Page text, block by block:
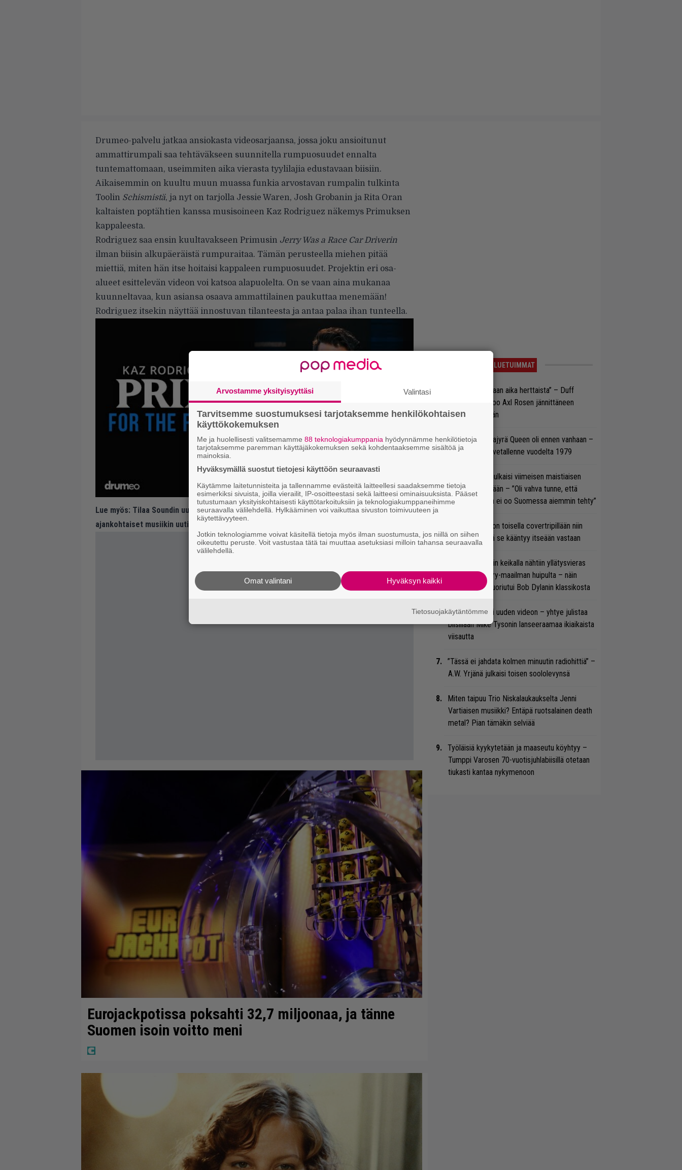
Drumeo-palvelu jatkaa ansiokasta videosarjaansa, jossa joku ansioitunut
ammattirumpali saa tehtäväkseen suunnitella rumpuosuudet ennalta
tuntemattomaan, useimmiten aika vierasta tyylilajia edustavaan biisiin.
Aikaisemmin on kuultu muun muassa funkia arvostavan rumpalin tulkinta
Toolin Schismistä, ja nyt on tarjolla Jessie Waren, Josh Grobanin ja Rita Oran
kaltaisten poptähtien kanssa musisoineen Kaz Rodriguez näkemys Primuksen
kappaleesta.
Rodriguez saa ensin kuultavakseen Primusin Jerry Was a Race Car Driverin
ilman biisin alkupäeräistä rumpuraitaa. Tämän perusteella miehen pitää
miettiä, miten hän itse hoitaisi kappaleen rumpuosuudet. Projektin eri osa-
alueet esittelevän videon voi katsoa alapuolelta. On se vaan aina mukanaa
kuunneltavaa, kun asiansa osaava ammattilainen paukuttaa menemään!
Rodriguez itsekin näyttää innostuvan tilanteesta ja antaa palaa ihan tunteella.
Lue myös: Tilaa Soundin uutiskirje ja tiedät mistä kahvitauolla puhutaan! Nappaa
ajankohtaiset musiikin uutiset ja puheenaiheet suoraan sähköpostiin tästä.
Eurojackpotissa poksahti 32,7 miljoonaa, ja tänne
Suomen isoin voitto meni
LUETUIMMAT
”Se oli oikeastaan aika herttaista” – Duff
McKagan kertoo Axl Rosen jännittäneen
AC/DC-pestiään
Tällainen keikkajyrä Queen oli ennen vanhaan –
katso tulinen livetallenne vuodelta 1979
Marko Annala julkaisi viimeisen maistiaisen
soolodebyytiltään – ”Oli vahva tunne, että
tällaista musaa ei oo Suomessa aiemmin tehty”
Arvio: Saimaa on toisella covertripillään niin
suvereeni, että se kääntyy itseään vastaan
Guns N’ Rosesin keikalla nähtiin yllätysvieras
suoraan country-maailman huipulta – näin
kokoonpano suoriutui Bob Dylanin klassikosta
Anthrax julkaisi uuden videon – yhtye julistaa
biisillään Mike Tysonin lanseeraamaa ikiaikaista
viisautta
”Tässä ei jahdata kolmen minuutin radiohittiä” –
A.W. Yrjänä julkaisi toisen soololevynsä
Miten taipuu Trio Niskalaukaukselta Jenni
Vartiaisen musiikki? Entäpä ruotsalainen death
metal? Pian tämäkin selviää
Työläisiä kyykytetään ja maaseutu köyhtyy –
Tumppi Varosen 70-vuotisjuhlabiisillä otetaan
tiukasti kantaa nykymenoon
Arvostamme yksityisyyttäsi Valintasi
Tarvitsemme suostumuksesi tarjotaksemme henkilökohtaisen
käyttökokemuksen
Me ja huolellisesti valitsemamme 88 teknologiakumppania hyödynnämme henkilötietoja
tarjotaksemme paremman käyttäjäkokemuksen sekä kohdentaaksemme sisältöä ja
mainoksia.
Hyväksymällä suostut tietojesi käyttöön seuraavasti
Käytämme laitetunnisteita ja tallennamme evästeitä laitteellesi saadaksemme tietoja
esimerkiksi sivuista, joilla vierailit, IP-osoitteestasi sekä laitteesi ominaisuuksista. Pääset
tutustumaan yksityiskohtaisesti käyttötarkoituksiin ja teknologiakumppaneihimme
seuraavalla välilehdellä. Hylkääminen voi vaikuttaa sivuston toimivuuteen ja
käytettävyyteen.
Jotkin teknologiamme voivat käsitellä tietoja myös ilman suostumusta, jos niillä on siihen
oikeutettu peruste. Voit vastustaa tätä tai muuttaa asetuksiasi milloin tahansa seuraavalla
välilehdellä.
Hyväksyn kaikki
Omat valintani
Tietosuojakäytäntömme